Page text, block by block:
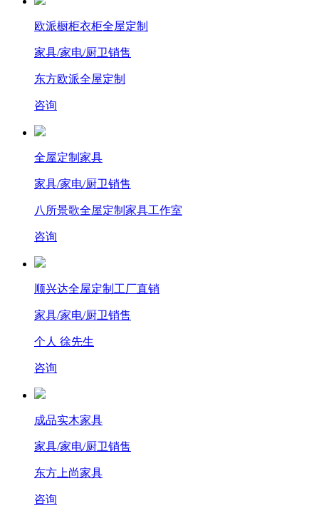
欧派橱柜衣柜全屋定制
家具/家电/厨卫销售
东方欧派全屋定制
咨询
全屋定制家具
家具/家电/厨卫销售
八所景歌全屋定制家具工作室
咨询
顺兴达全屋定制工厂直销
家具/家电/厨卫销售
个人 徐先生
咨询
成品实木家具
家具/家电/厨卫销售
东方上尚家具
咨询